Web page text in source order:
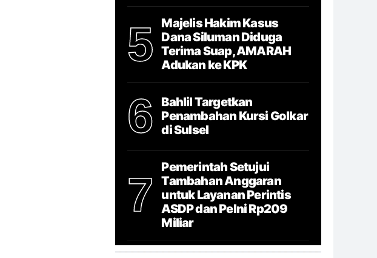
5
Majelis Hakim Kasus
Dana Siluman Diduga
Terima Suap, AMARAH
Adukan ke KPK
6
Bahlil Targetkan
Penambahan Kursi Golkar
di Sulsel
7
Pemerintah Setujui
Tambahan Anggaran
untuk Layanan Perintis
ASDP dan Pelni Rp209
Miliar